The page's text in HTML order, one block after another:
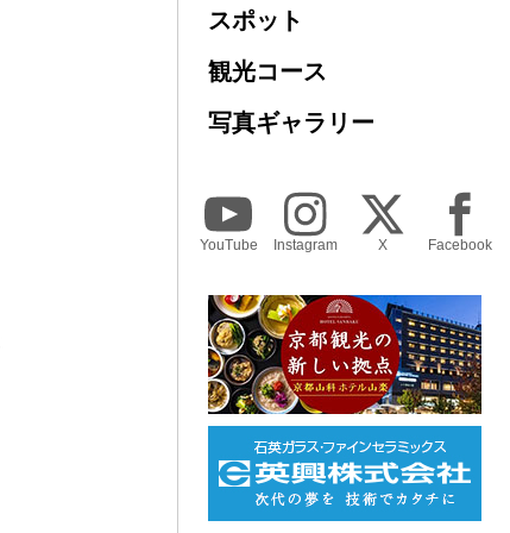
スポット
観光コース
写真ギャラリー
YouTube Instagram X Facebook